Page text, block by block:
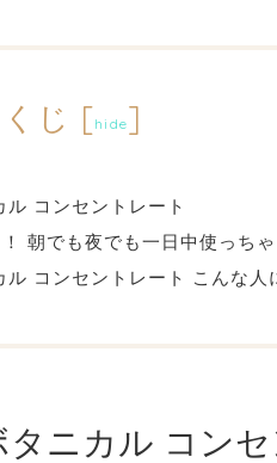
じ [hide]
コンセントレート
朝でも夜でも一日中使っちゃ
コンセントレート こんな人
ニカル コンセ